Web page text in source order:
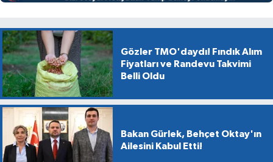
Gözler TMO'daydı! Fındık Alım
Fiyatları ve Randevu Takvimi
Belli Oldu
Bakan Gürlek, Behçet Oktay'ın
Ailesini Kabul Etti!